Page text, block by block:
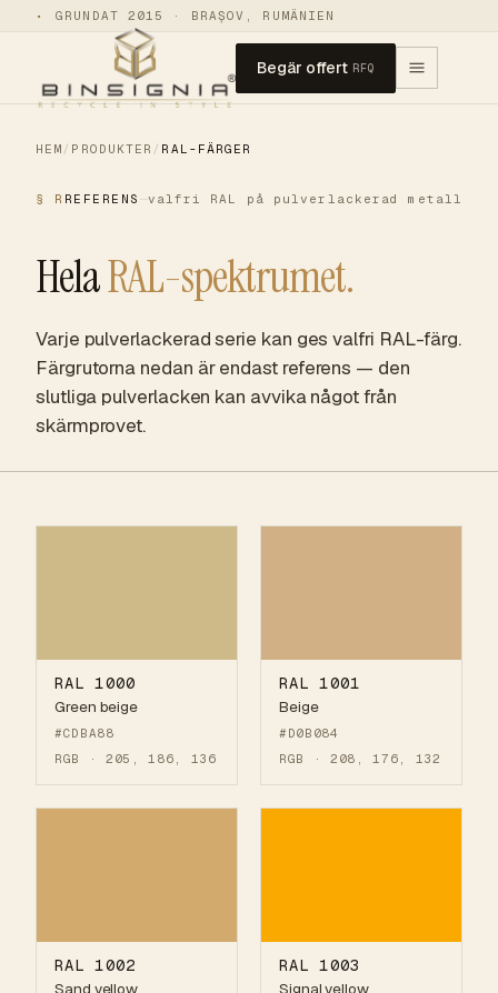
• GRUNDAT 2015 · BRAȘOV, RUMÄNIEN
Begär offert RFQ
HEM / PRODUKTER / RAL-FÄRGER
§ R REFERENS valfri RAL på pulverlackerad metall
HelaRAL-spektrumet.
Varje pulverlackerad serie kan ges valfri RAL-färg.
Färgrutorna nedan är endast referens — den
slutliga pulverlacken kan avvika något från
skärmprovet.
RAL 1000
Green beige
#CDBA88
RGB · 205, 186, 136
RAL 1001
Beige
#D0B084
RGB · 208, 176, 132
RAL 1002
Sand yellow
RAL 1003
Signal yellow